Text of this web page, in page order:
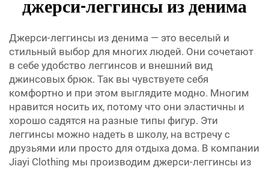
джерси-леггинсы из денима
Джерси-леггинсы из денима — это веселый и
стильный выбор для многих людей. Они сочетают
в себе удобство леггинсов и внешний вид
джинсовых брюк. Так вы чувствуете себя
комфортно и при этом выглядите модно. Многим
нравится носить их, потому что они эластичны и
хорошо садятся на разные типы фигур. Эти
леггинсы можно надеть в школу, на встречу с
друзьями или просто для отдыха дома. В компании
Jiayi Clothing мы производим джерси-леггинсы из